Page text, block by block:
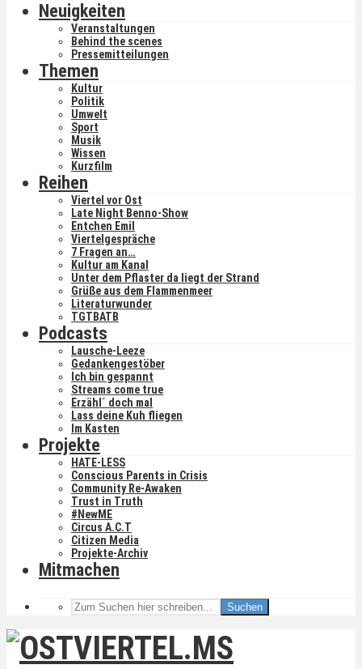
Neuigkeiten
Veranstaltungen
Behind the scenes
Pressemitteilungen
Themen
Kultur
Politik
Umwelt
Sport
Musik
Wissen
Kurzfilm
Reihen
Viertel vor Ost
Late Night Benno-Show
Entchen Emil
Viertelgespräche
7 Fragen an…
Kultur am Kanal
Unter dem Pflaster da liegt der Strand
Grüße aus dem Flammenmeer
Literaturwunder
TGTBATB
Podcasts
Lausche-Leeze
Gedankengestöber
Ich bin gespannt
Streams come true
Erzähl´ doch mal
Lass deine Kuh fliegen
Im Kasten
Projekte
HATE-LESS
Conscious Parents in Crisis
Community Re-Awaken
Trust in Truth
#NewME
Circus A.C.T
Citizen Media
Projekte-Archiv
Mitmachen
Suchen